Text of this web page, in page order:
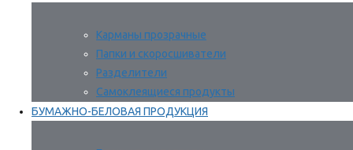
Карманы прозрачные
Папки и скоросшиватели
Разделители
Самоклеящиеся продукты
БУМАЖНО-БЕЛОВАЯ ПРОДУКЦИЯ